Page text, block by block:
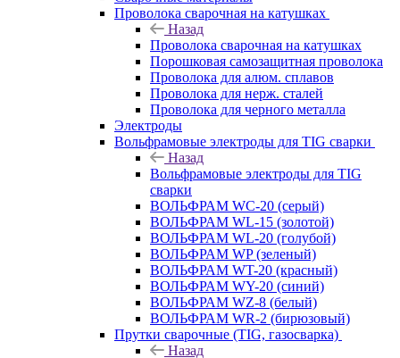
Проволока сварочная на катушках
Назад
Проволока сварочная на катушках
Порошковая самозащитная проволока
Проволока для алюм. сплавов
Проволока для нерж. сталей
Проволока для черного металла
Электроды
Вольфрамовые электроды для TIG сварки
Назад
Вольфрамовые электроды для TIG
сварки
ВОЛЬФРАМ WC-20 (серый)
ВОЛЬФРАМ WL-15 (золотой)
ВОЛЬФРАМ WL-20 (голубой)
ВОЛЬФРАМ WP (зеленый)
ВОЛЬФРАМ WT-20 (красный)
ВОЛЬФРАМ WY-20 (синий)
ВОЛЬФРАМ WZ-8 (белый)
ВОЛЬФРАМ WR-2 (бирюзовый)
Прутки сварочные (TIG, газосварка)
Назад